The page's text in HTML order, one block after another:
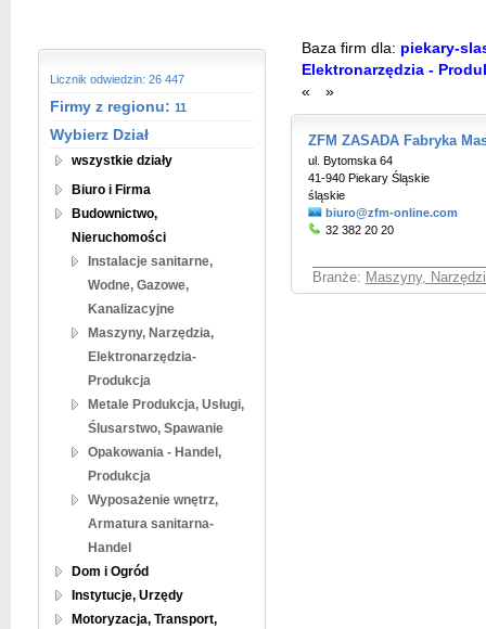
Licznik odwiedzin: 26 447
Firmy z regionu: 11
Wybierz Dział
wszystkie działy
Biuro i Firma
Budownictwo,
Nieruchomości
Instalacje sanitarne,
Wodne, Gazowe,
Kanalizacyjne
Maszyny, Narzędzia,
Elektronarzędzia-
Produkcja
Metale Produkcja, Usługi,
Ślusarstwo, Spawanie
Opakowania - Handel,
Produkcja
Wyposażenie wnętrz,
Armatura sanitarna-
Handel
Dom i Ogród
Instytucje, Urzędy
Motoryzacja, Transport,
Baza firm dla: piekary-
Elektronarzędzia -
«
»
ZFM ZASADA Fabryka
ul. Bytomska 64
41-940 Piekary Śląskie
śląskie
biuro@zfm-online.com
32 382 20 20
Branże: Maszyny,